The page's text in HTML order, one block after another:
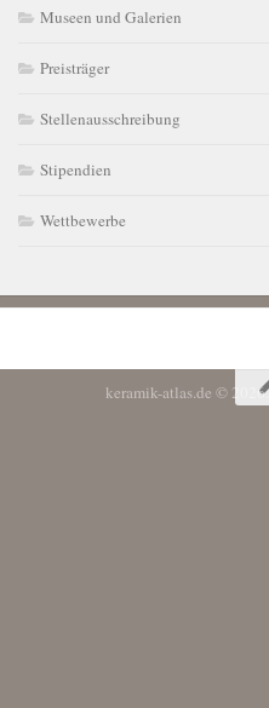
Museen und Galerien
Preisträger
Stellenausschreibung
Stipendien
Wettbewerbe
keramik-atlas.de ©